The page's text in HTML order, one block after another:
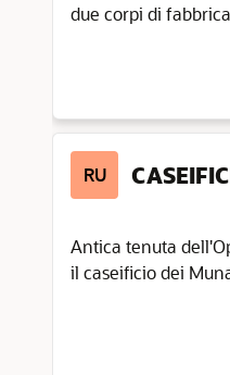
due corpi di
RU
Antica tenuta
il caseificio dei